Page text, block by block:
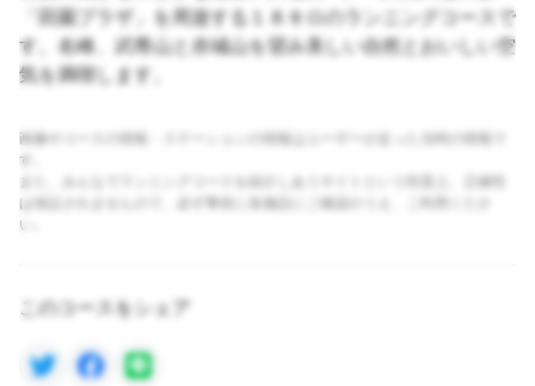
「田園プラザ」を周遊する１８キロのランニングコースで
す。名峰、武尊山と赤城山を望み美しい自然とおいしい空
気を満喫します。
画像やコースの情報・ステーションの情報はユーザーが走った当時の情報で
す。
また、みんなでランニングコースを紹介しあうサイトという性質上、正確性
は保証されませんので、必ず事前に各施設にご確認のうえ、ご利用くださ
い。
このコースをシェア